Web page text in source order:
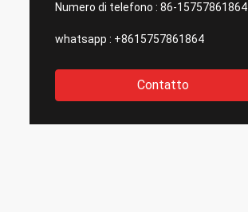
Numero di telefono : 86-15757861864
whatsapp : +8615757861864
Contatto